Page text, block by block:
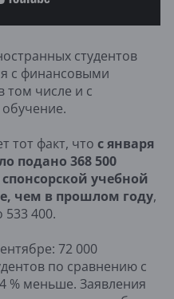
студентов
с финансовыми
числе и с
тот факт, что с января
подано 368 500
учебной
чем в прошлом году,
533 400.
72 000
по сравнению с
% меньше. Заявления